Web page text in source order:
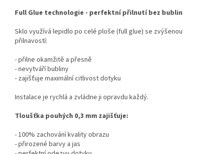
Full Glue technologie - perfektní přilnutí bez bublin
Sklo využívá lepidlo po celé ploše (full glue) se zvýšenou
přilnavostí:
- přilne okamžitě a přesně
- nevytváří bubliny
- zajišťuje maximální citlivost dotyku
Instalace je rychlá a zvládne ji opravdu každý.
Tloušťka pouhých 0,3 mm zajišťuje:
- 100% zachování kvality obrazu
- přirozené barvy a jas